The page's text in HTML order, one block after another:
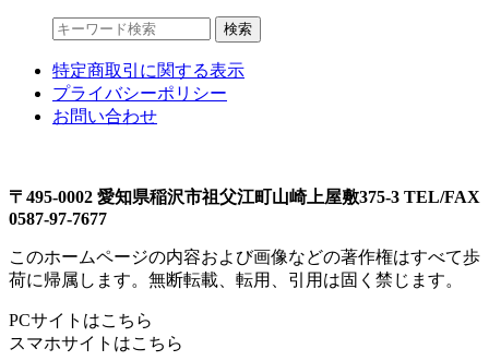
ブ
特定商取引に関する表示
プライバシーポリシー
お問い合わせ
〒495-0002 愛知県稲沢市祖父江町山崎上屋敷375-3 TEL/FAX
0587-97-7677
このホームページの内容および画像などの著作権はすべて歩
荷に帰属します。無断転載、転用、引用は固く禁じます。
PCサイトはこちら
スマホサイトはこちら